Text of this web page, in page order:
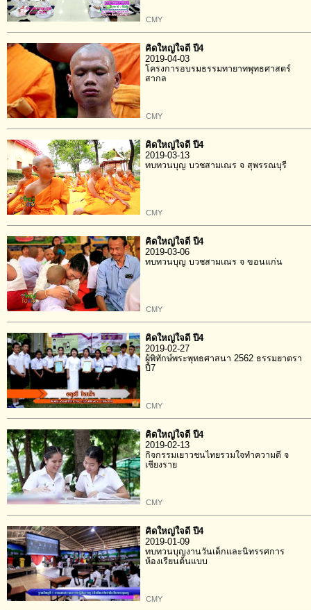
CMY
คิดใหญ่ใจดี ปี4
2019-04-03
โครงการอบรมธรรมทายาทพุทธศาสตร์
สากล
CMY
คิดใหญ่ใจดี ปี4
2019-03-13
ทบทวนบุญ บวชสามเณร จ สุพรรณบุรี
CMY
คิดใหญ่ใจดี ปี4
2019-03-06
ทบทวนบุญ บวชสามเณร จ ขอนแก่น
CMY
คิดใหญ่ใจดี ปี4
2019-02-27
ผู้พิทักษ์พระพุทธศาสนา 2562 ธรรมยาตรา
ปี7
CMY
คิดใหญ่ใจดี ปี4
2019-02-13
กิจกรรมเยาวชนไทยรวมใจทำความดี จ
เชียงราย
CMY
คิดใหญ่ใจดี ปี4
2019-01-09
ทบทวนบุญงานวันเด็กและนิทรรศการ
ห้องเรียนต้นแบบ
CMY